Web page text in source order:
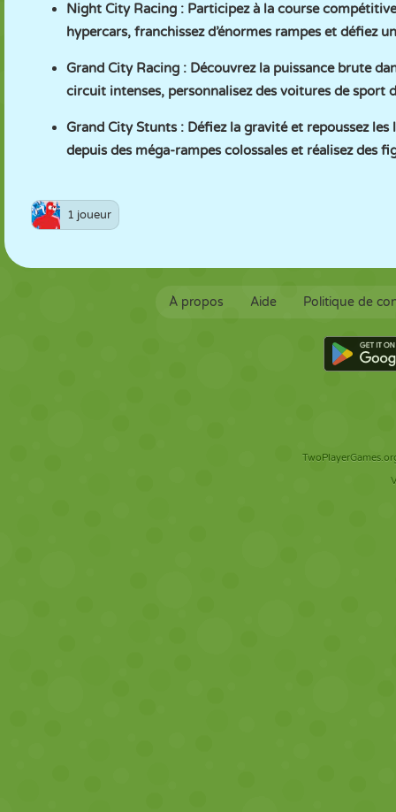
Night City Racing : Participez à la course
hypercars, franchissez d’énormes rampes et défiez
Grand City Racing : Découvrez la puissance brute
circuit intenses, personnalisez des voitures de sport
Grand City Stunts: Défiez la gravité et repoussez les
depuis des méga-rampes colossales et réalisez des
1 joueur
À propos Aide Politique de